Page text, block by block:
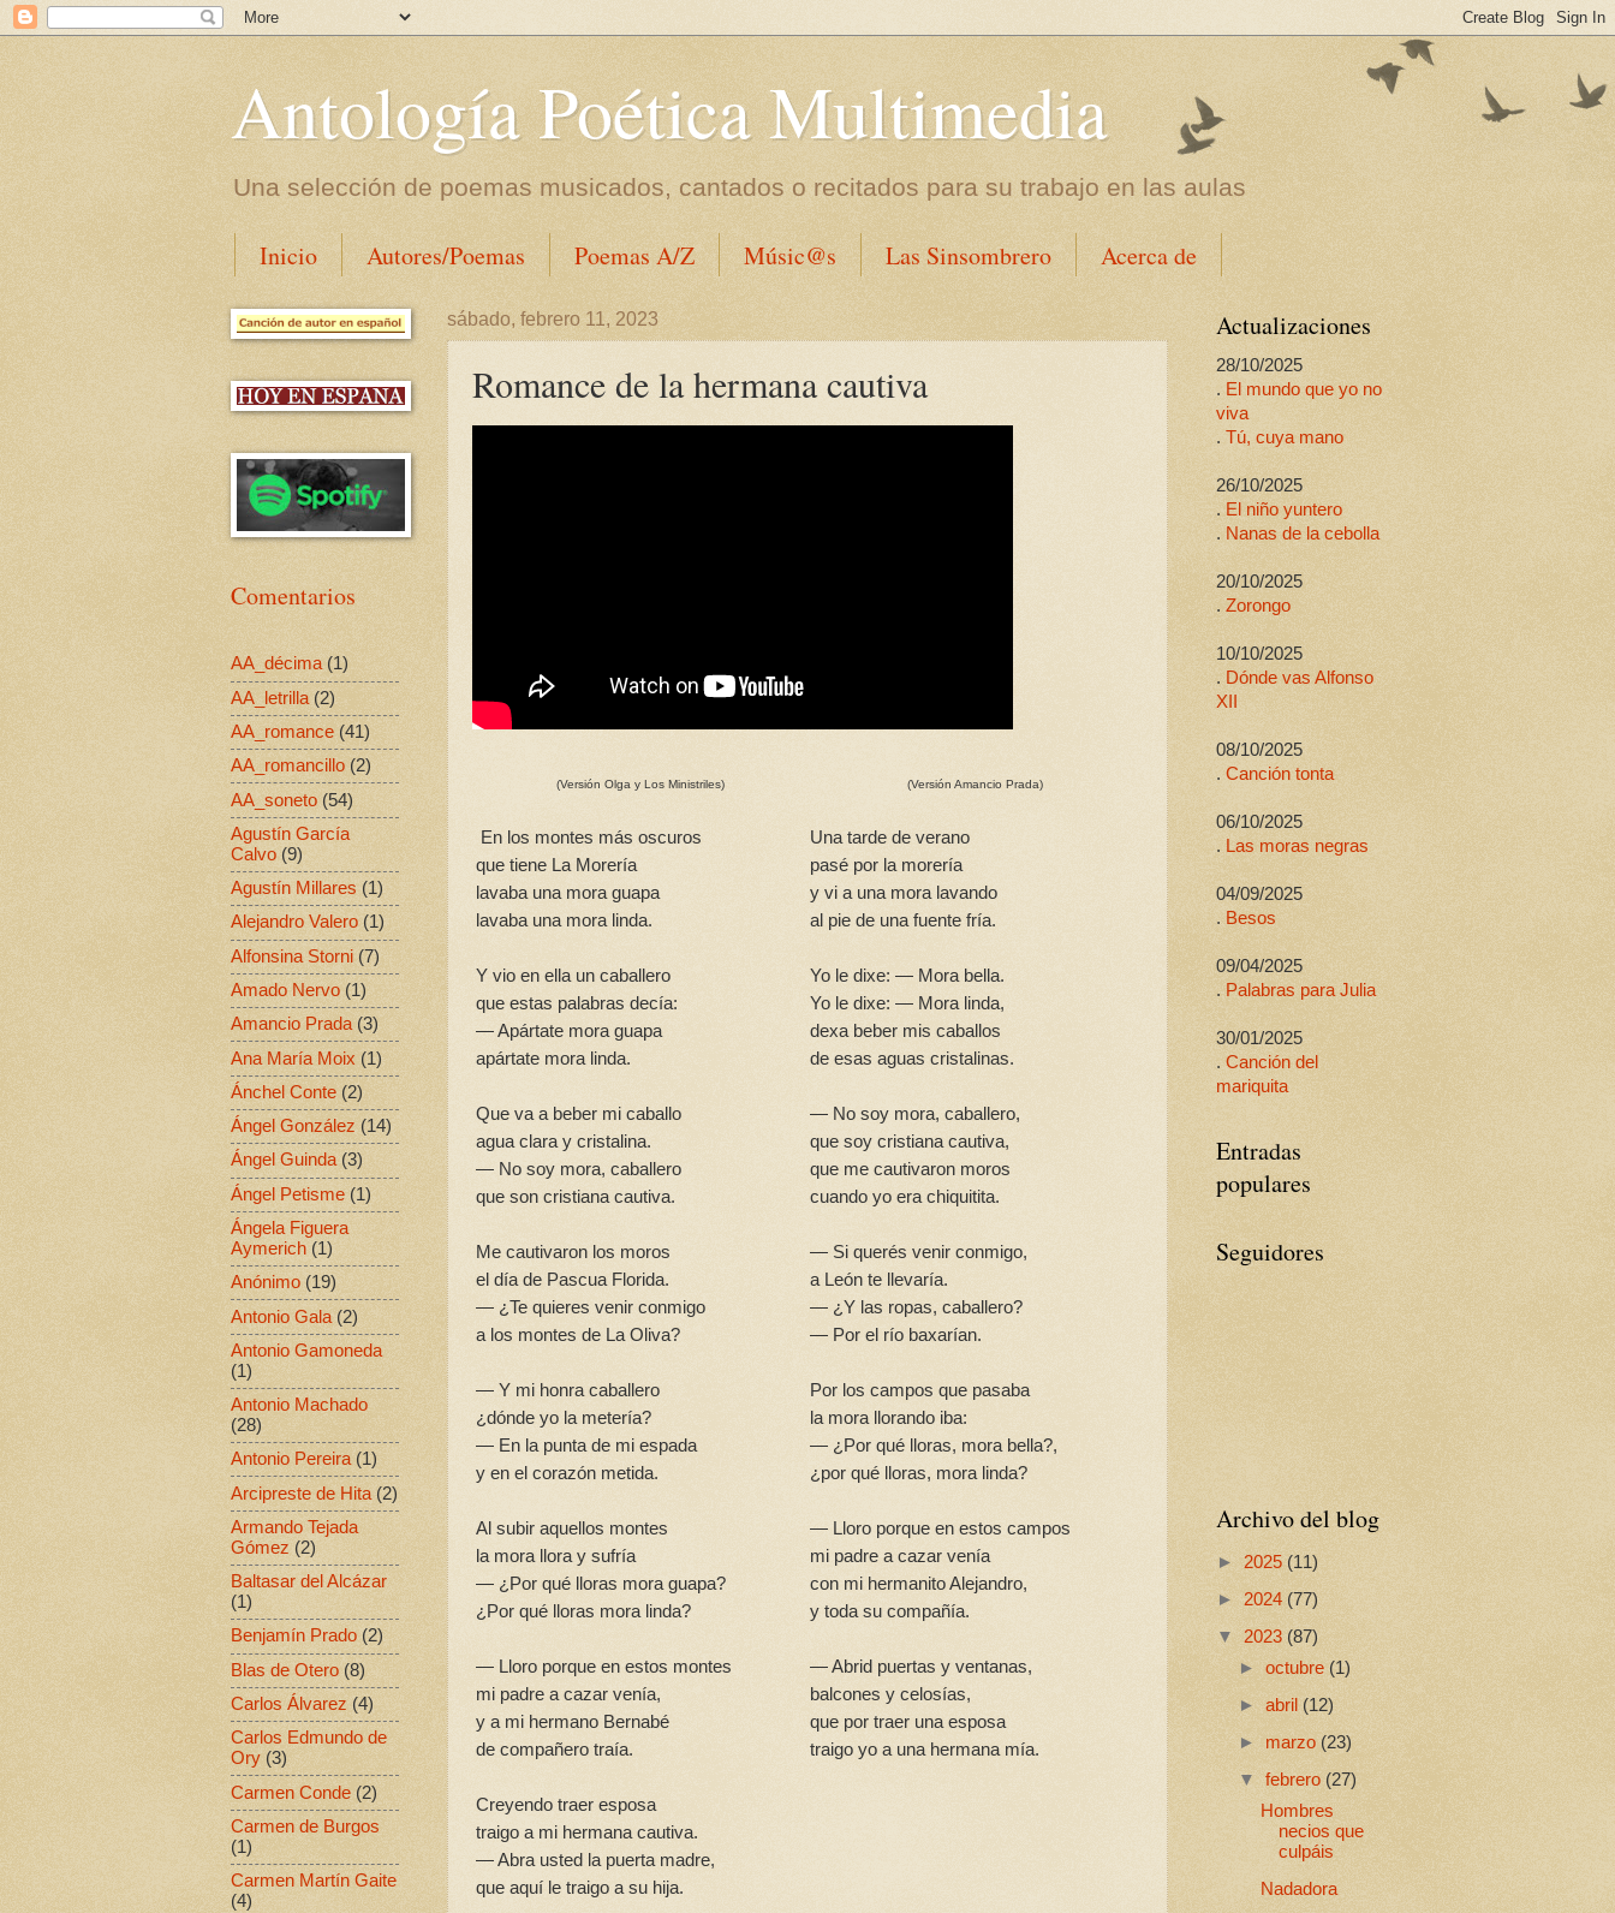
Antología Poética Multimedia
Una selección de poemas musicados, cantados o recitados para su trabajo en las aulas
Inicio Autores/Poemas Poemas A/Z Músic@s Las Sinsombrero Acerca de
sábado, febrero 11, 2023
Romance de la hermana cautiva
(Versión Olga y Los Ministriles)
En los montes más oscuros
que tiene La Morería
lavaba una mora guapa
lavaba una mora linda.
Y vio en ella un caballero
que estas palabras decía:
— Apártate mora guapa
apártate mora linda.
Que va a beber mi caballo
agua clara y cristalina.
— No soy mora, caballero
que son cristiana cautiva.
Me cautivaron los moros
el día de Pascua Florida.
— ¿Te quieres venir conmigo
a los montes de La Oliva?
— Y mi honra caballero
¿dónde yo la metería?
— En la punta de mi espada
y en el corazón metida.
Al subir aquellos montes
la mora llora y sufría
— ¿Por qué lloras mora guapa?
¿Por qué lloras mora linda?
— Lloro porque en estos montes
mi padre a cazar venía,
y a mi hermano Bernabé
de compañero traía.
Creyendo traer esposa
traigo a mi hermana cautiva.
— Abra usted la puerta madre,
que aquí le traigo a su hija.
(Versión Amancio Prada)
Una tarde de verano
pasé por la morería
y vi a una mora lavando
al pie de una fuente fría.
Yo le dixe: — Mora bella.
Yo le dixe: — Mora linda,
dexa beber mis caballos
de esas aguas cristalinas.
— No soy mora, caballero,
que soy cristiana cautiva,
que me cautivaron moros
cuando yo era chiquitita.
— Si querés venir conmigo,
a León te llevaría.
— ¿Y las ropas, caballero?
— Por el río baxarían.
Por los campos que pasaba
la mora llorando iba:
— ¿Por qué lloras, mora bella?,
¿por qué lloras, mora linda?
— Lloro porque en estos campos
mi padre a cazar venía
con mi hermanito Alejandro,
y toda su compañía.
— Abrid puertas y ventanas,
balcones y celosías,
que por traer una esposa
traigo yo a una hermana mía.
Comentarios
AA_décima (1)
AA_letrilla (2)
AA_romance (41)
AA_romancillo (2)
AA_soneto (54)
Agustín García
Calvo (9)
Agustín Millares (1)
Alejandro Valero (1)
Alfonsina Storni (7)
Amado Nervo (1)
Amancio Prada (3)
Ana María Moix (1)
Ánchel Conte (2)
Ángel González (14)
Ángel Guinda (3)
Ángel Petisme (1)
Ángela Figuera
Aymerich (1)
Anónimo (19)
Antonio Gala (2)
Antonio Gamoneda
(1)
Antonio Machado
(28)
Antonio Pereira (1)
Arcipreste de Hita (2)
Armando Tejada
Gómez (2)
Baltasar del Alcázar
(1)
Benjamín Prado (2)
Blas de Otero (8)
Carlos Álvarez (4)
Carlos Edmundo de
Ory (3)
Carmen Conde (2)
Carmen de Burgos
(1)
Carmen Martín Gaite
(4)
Actualizaciones
28/10/2025
. El mundo que yo no
viva
. Tú, cuya mano
26/10/2025
. El niño yuntero
. Nanas de la cebolla
20/10/2025
. Zorongo
10/10/2025
. Dónde vas Alfonso
XII
08/10/2025
. Canción tonta
06/10/2025
. Las moras negras
04/09/2025
. Besos
09/04/2025
. Palabras para Julia
30/01/2025
. Canción del
mariquita
Entradas
populares
Seguidores
Archivo del blog
► 2025 (11)
► 2024 (77)
▼ 2023 (87)
► octubre (1)
► abril (12)
► marzo (23)
▼ febrero (27)
Hombres
necios que
culpáis
Nadadora